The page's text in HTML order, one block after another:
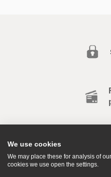
We use cookies
We may place these for analysis of
cookies we use open the settings.